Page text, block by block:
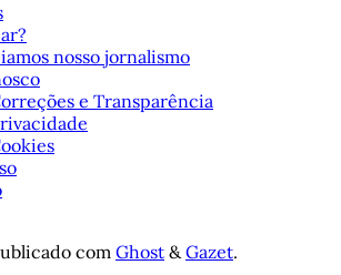
nosso jornalismo
e Transparência
com Ghost &Gazet.